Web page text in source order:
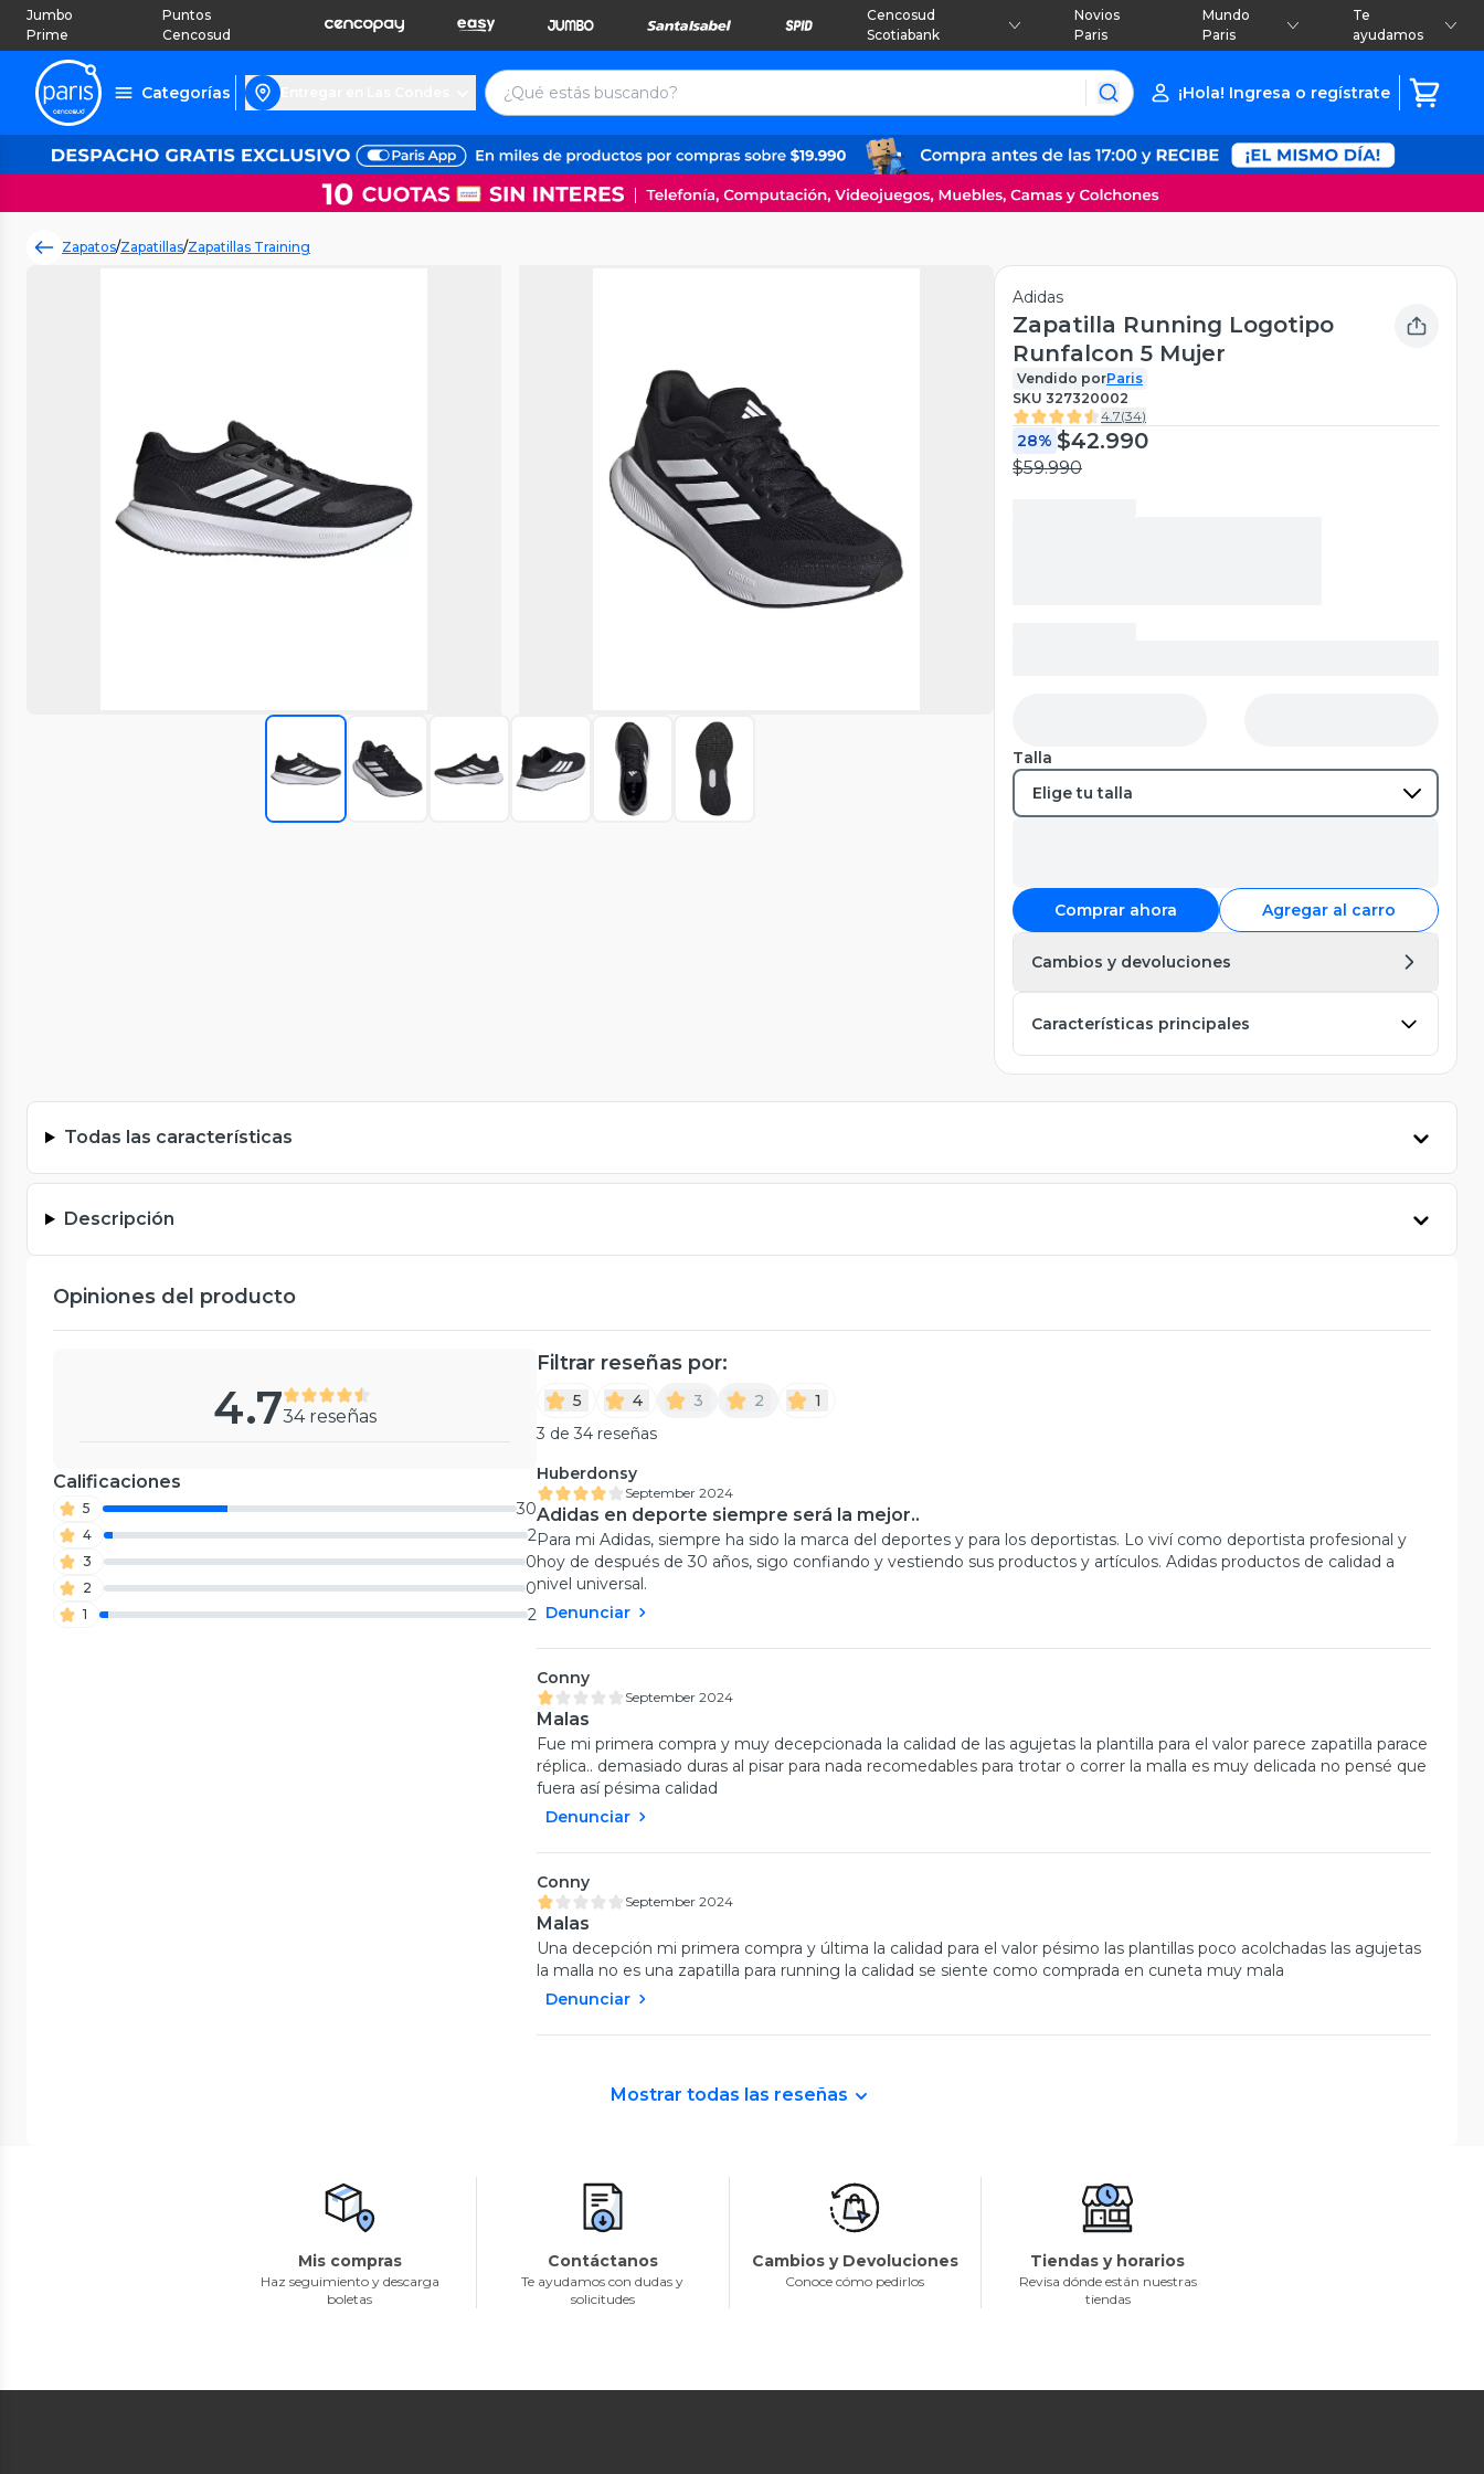
Jumbo
Prime
Puntos
Cencosud
Cencosud
Scotiabank
Novios
Paris
Mundo
Paris
Te
ayudamos
Categorías ¡Hola! Ingresa o regístrate
Zapatos/Zapatillas/Zapatillas Training
Adidas
Zapatilla Running Logotipo
Runfalcon 5 Mujer
Vendido porParis
SKU 327320002
4.7(34)
28% $42.990
$59.990
Talla
Comprar ahora Agregar al carro
Cambios y devoluciones
Características principales
Todas las características
Descripción
Opiniones del producto
4.734 reseñas
Calificaciones
5 30
4 2
3 0
2 0
1 2
Filtrar reseñas por:
5 4 3 2
1
3 de 34 reseñas
Huberdonsy
September 2024
Adidas en deporte siempre será la mejor..
Para mi Adidas, siempre ha sido la marca del deportes y para los deportistas. Lo viví como deportista profesional y
hoy de después de 30 años, sigo confiando y vestiendo sus productos y artículos. Adidas productos de calidad a
nivel universal.
Denunciar
Conny
September 2024
Malas
Fue mi primera compra y muy decepcionada la calidad de las agujetas la plantilla para el valor parece zapatilla parace
réplica.. demasiado duras al pisar para nada recomedables para trotar o correr la malla es muy delicada no pensé que
fuera así pésima calidad
Denunciar
Conny
September 2024
Malas
Una decepción mi primera compra y última la calidad para el valor pésimo las plantillas poco acolchadas las agujetas
la malla no es una zapatilla para running la calidad se siente como comprada en cuneta muy mala
Denunciar
Mostrar todas las reseñas
Mis compras
Haz seguimiento y descarga
boletas
Contáctanos
Te ayudamos con dudas y
solicitudes
Cambios y Devoluciones
Conoce cómo pedirlos
Tiendas y horarios
Revisa dónde están nuestras
tiendas